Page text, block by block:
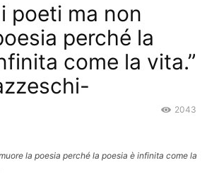
poeti ma non
perché la
come la vita.”
2043
la poesia perché la poesia è infinita come la